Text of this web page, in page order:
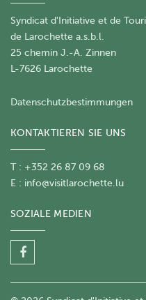
Syndicat d'Initiative et de
de Larochette a.s.b.l.
25 chemin J.-A. Zinnen
L-7626 Larochette
Datenschutzbestimmungen
KONTAKTIEREN SIE UNS
T : +352 26 87 09 68
E : info@visitlarochette.lu
SOZIALE MEDIEN